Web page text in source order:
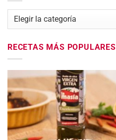
Categorías
RECETAS MÁS POPULARES